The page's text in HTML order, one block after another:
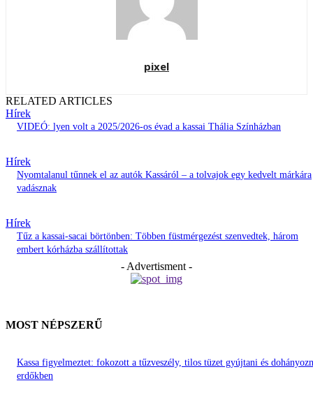
pixel
RELATED ARTICLES
Hírek
VIDEÓ: lyen volt a 2025/2026-os évad a kassai Thália Színházban
Hírek
Nyomtalanul tűnnek el az autók Kassáról – a tolvajok egy kedvelt márkára
vadásznak
Hírek
Tűz a kassai-sacai börtönben: Többen füstmérgezést szenvedtek, három
embert kórházba szállítottak
- Advertisment -
MOST NÉPSZERŰ
Kassa figyelmeztet: fokozott a tűzveszély, tilos tüzet gyújtani és
erdőkben